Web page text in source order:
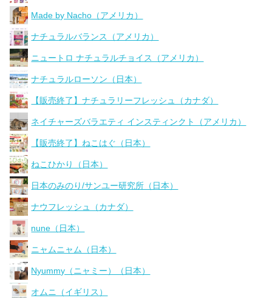
Made by Nacho（アメリカ）
ナチュラルバランス（アメリカ）
ニュートロ ナチュラルチョイス（アメリカ）
ナチュラルローソン（日本）
【販売終了】ナチュラリーフレッシュ（カナダ）
ネイチャーズバラエティ インスティンクト（アメリカ）
【販売終了】ねこはぐ（日本）
ねこひかり（日本）
日本のみのり/サンユー研究所（日本）
ナウフレッシュ（カナダ）
nune（日本）
ニャムニャム（日本）
Nyummy（ニャミー）（日本）
オムニ（イギリス）